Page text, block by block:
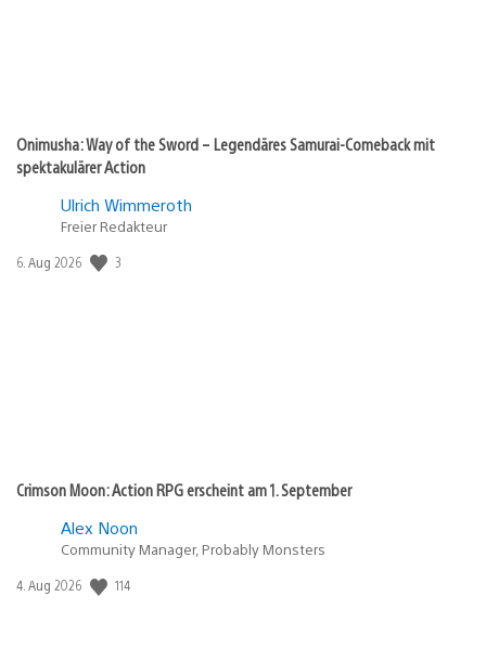
Onimusha: Way of the Sword – Legendäres Samurai-Comeback mit
spektakulärer Action
Ulrich Wimmeroth
Freier Redakteur
Veröffentlichungsdatum:
6. Aug 2026 3
Crimson Moon: Action RPG erscheint am 1. September
Alex Noon
Community Manager, Probably Monsters
Veröffentlichungsdatum:
4. Aug 2026 114